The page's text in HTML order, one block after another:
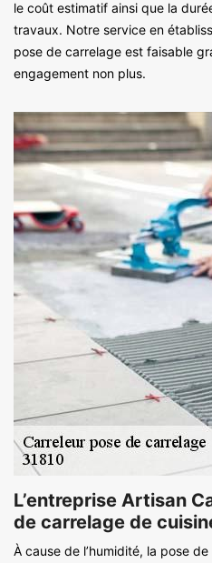
le coût estimatif ainsi que la
travaux. Notre service en
pose de carrelage est faisable
engagement non plus.
L’entreprise Artisan
de carrelage de
À cause de l’humidité, la pose